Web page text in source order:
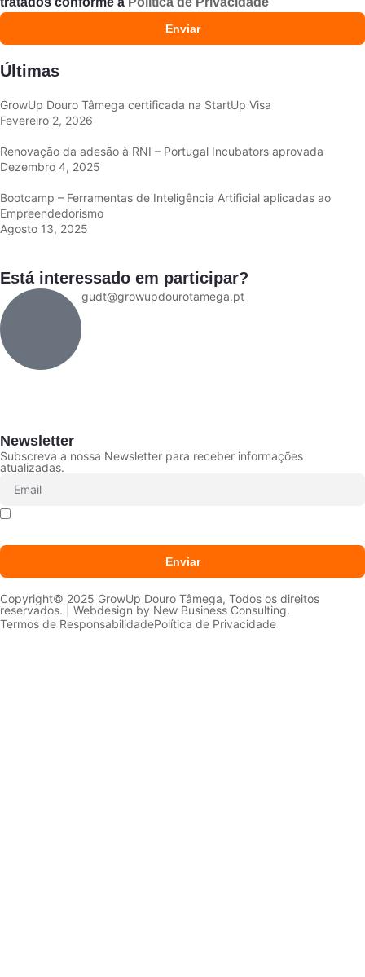
Enviar
Últimas
GrowUp Douro Tâmega certificada na StartUp Visa
Fevereiro 2, 2026
Renovação da adesão à RNI – Portugal Incubators aprovada
Dezembro 4, 2025
Bootcamp – Ferramentas de Inteligência Artificial aplicadas ao
Empreendedorismo
Agosto 13, 2025
Está interessado em participar?
gudt@growupdourotamega.pt
Newsletter
Subscreva a nossa Newsletter para receber informações
atualizadas.
Enviar
Copyright© 2025 GrowUp Douro Tâmega, Todos os direitos
reservados. | Webdesign by New Business Consulting.
Termos de ResponsabilidadePolítica de Privacidade